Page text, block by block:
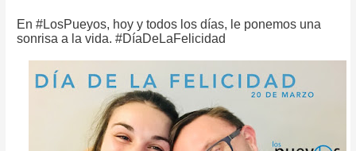
Contacto
En #LosPueyos, hoy y todos los días, le ponemos una
sonrisa a la vida. #DíaDeLaFelicidad